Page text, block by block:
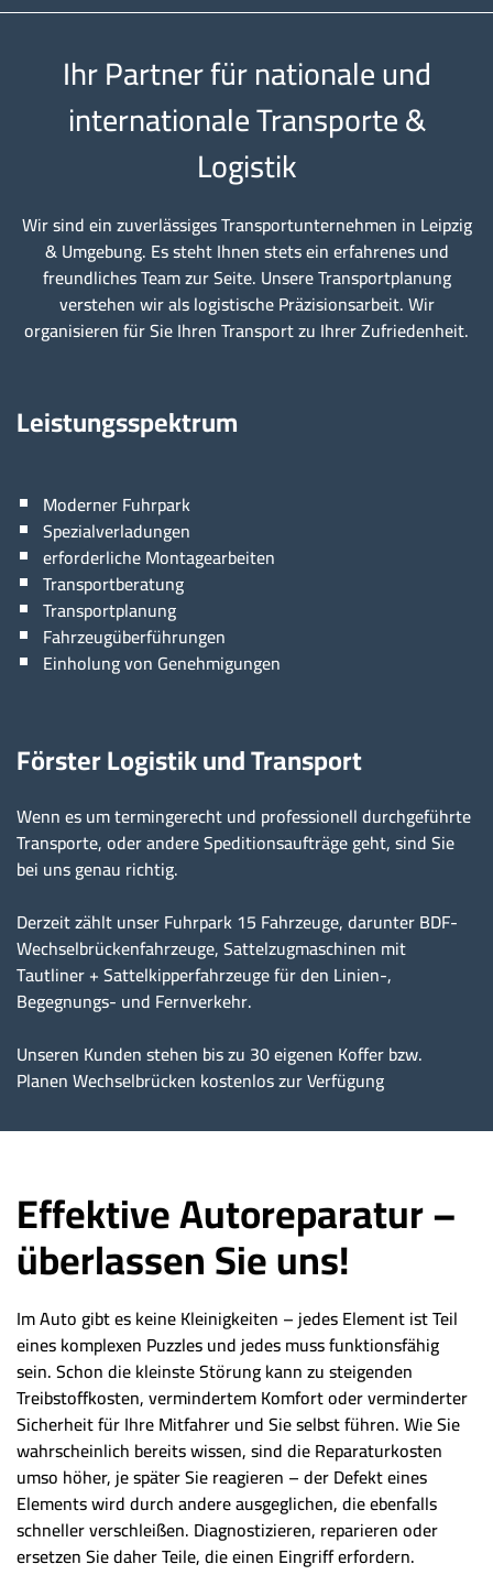
Ihr Partner für nationale und
internationale Transporte &
Logistik
Wir sind ein zuverlässiges Transportunternehmen in Leipzig
& Umgebung. Es steht Ihnen stets ein erfahrenes und
freundliches Team zur Seite. Unsere Transportplanung
verstehen wir als logistische Präzisionsarbeit. Wir
organisieren für Sie Ihren Transport zu Ihrer Zufriedenheit.
Leistungsspektrum
Moderner Fuhrpark
Spezialverladungen
erforderliche Montagearbeiten
Transportberatung
Transportplanung
Fahrzeugüberführungen
Einholung von Genehmigungen
Förster Logistik und Transport
Wenn es um termingerecht und professionell durchgeführte
Transporte, oder andere Speditionsaufträge geht, sind Sie
bei uns genau richtig.
Derzeit zählt unser Fuhrpark 15 Fahrzeuge, darunter BDF-
Wechselbrückenfahrzeuge, Sattelzugmaschinen mit
Tautliner + Sattelkipperfahrzeuge für den Linien-,
Begegnungs- und Fernverkehr.
Unseren Kunden stehen bis zu 30 eigenen Koffer bzw.
Planen Wechselbrücken kostenlos zur Verfügung
Effektive Autoreparatur –
überlassen Sie uns!
Im Auto gibt es keine Kleinigkeiten – jedes Element ist Teil
eines komplexen Puzzles und jedes muss funktionsfähig
sein. Schon die kleinste Störung kann zu steigenden
Treibstoffkosten, vermindertem Komfort oder verminderter
Sicherheit für Ihre Mitfahrer und Sie selbst führen. Wie Sie
wahrscheinlich bereits wissen, sind die Reparaturkosten
umso höher, je später Sie reagieren – der Defekt eines
Elements wird durch andere ausgeglichen, die ebenfalls
schneller verschleißen. Diagnostizieren, reparieren oder
ersetzen Sie daher Teile, die einen Eingriff erfordern.